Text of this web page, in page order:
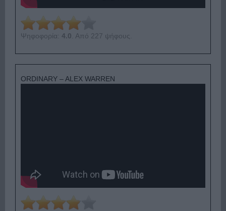
Ψηφοφορία: 4.0 . Από 227 ψήφους.
ORDINARY – ALEX WARREN